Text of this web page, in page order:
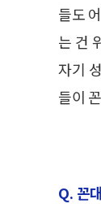
들도
는 건
자기
들이
Q. 꼰